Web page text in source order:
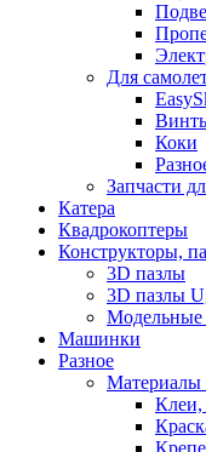
Для
Коки
Запчасти
Катера
Квадрокоптеры
Конструкторы,
3D пазлы
3D пазлы
Модельные
Машинки
Разное
Материалы
Клеи,